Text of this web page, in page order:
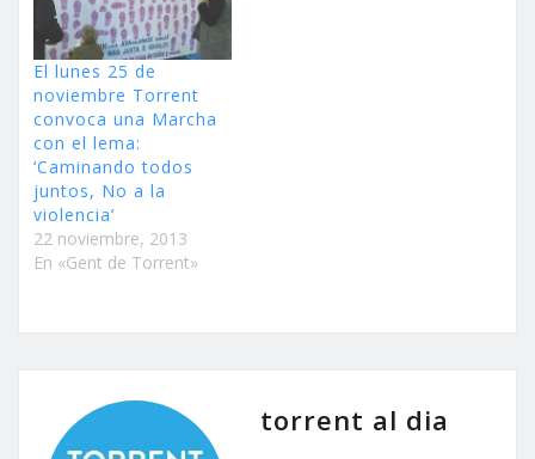
El lunes 25 de
noviembre Torrent
convoca una Marcha
con el lema:
‘Caminando todos
juntos, No a la
violencia’
22 noviembre, 2013
En «Gent de Torrent»
torrent al dia